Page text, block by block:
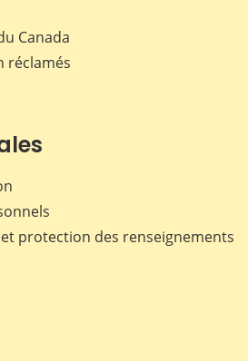
Canada
réclamés
protection des renseignements